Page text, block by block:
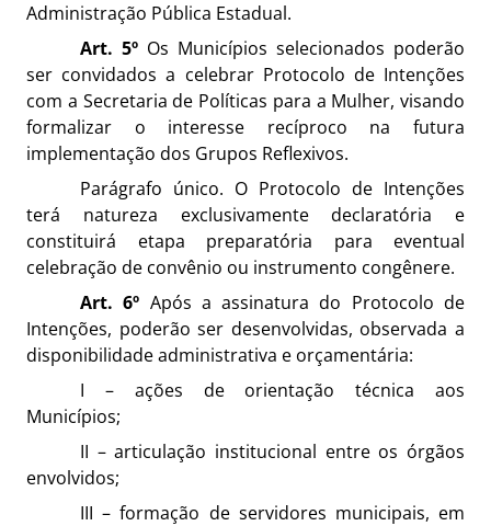
Administração Pública Estadual.
Art. 5º Os Municípios selecionados poderão
ser convidados a celebrar Protocolo de Intenções
com a Secretaria de Políticas para a Mulher, visando
formalizar o interesse recíproco na futura
implementação dos Grupos Reflexivos.
Parágrafo único. O Protocolo de Intenções
terá natureza exclusivamente declaratória e
constituirá etapa preparatória para eventual
celebração de convênio ou instrumento congênere.
Art. 6º Após a assinatura do Protocolo de
Intenções, poderão ser desenvolvidas, observada a
disponibilidade administrativa e orçamentária:
I – ações de orientação técnica aos
Municípios;
II – articulação institucional entre os órgãos
envolvidos;
III – formação de servidores municipais, em